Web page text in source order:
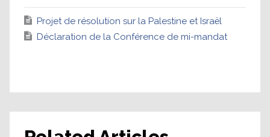
Projet de résolution sur la Palestine et Israël
Déclaration de la Conférence de mi-mandat